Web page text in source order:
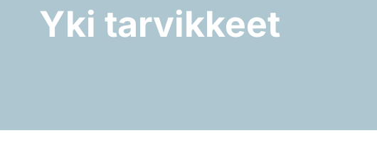
Yki tarvikkeet